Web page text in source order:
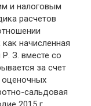
и налоговым
расчетов
начисленная
З. вместе со
за счет
сальдовая